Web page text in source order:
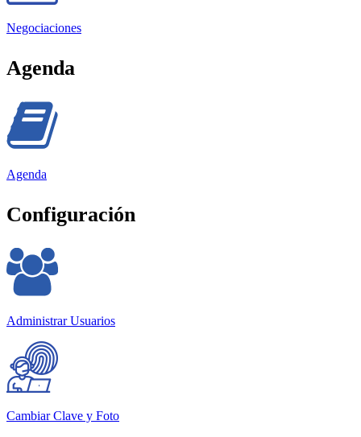
Negociaciones
Agenda
Agenda
Configuración
Administrar Usuarios
Cambiar Clave y Foto